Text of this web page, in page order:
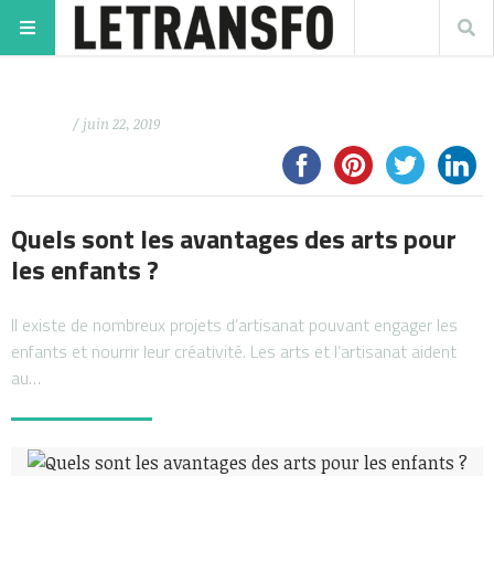
/ juin 22, 2019
Quels sont les avantages des arts pour
les enfants ?
Il existe de nombreux projets d’artisanat pouvant engager les
enfants et nourrir leur créativité. Les arts et l’artisanat aident
au…